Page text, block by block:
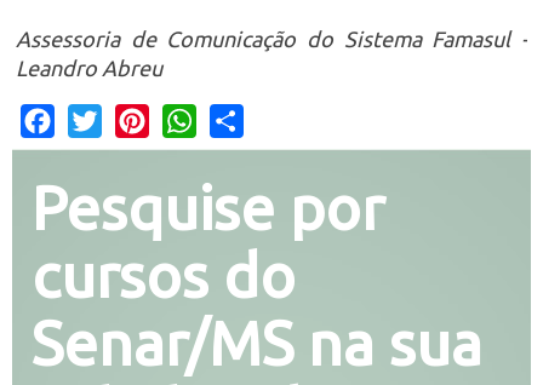
Assessoria de Comunicação do Sistema Famasul -
Leandro Abreu
Facebook
Twitter PinterestWhatsApp
Pesquise por
cursos do
Senar/MS na sua